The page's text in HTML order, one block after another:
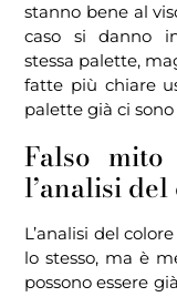
stanno bene al
caso si danno
stessa palette,
fatte più chiare
palette già ci
Falso
l’analisi
L’analisi del
lo stesso, ma è
possono essere